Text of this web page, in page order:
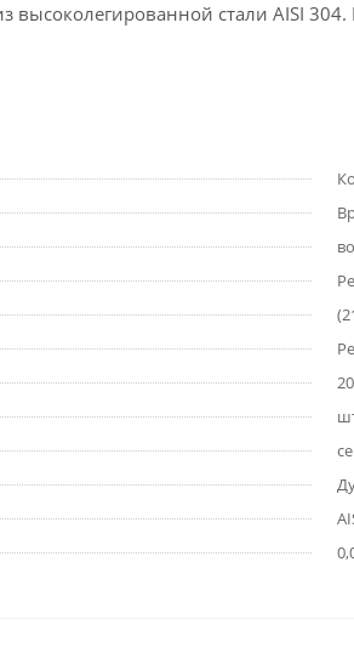
высоколегированной стали AISI